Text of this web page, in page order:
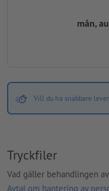
mån,
Vill du ha snabbare
Tryckfiler
Vad gäller behandlingen
Avtal om hantering av